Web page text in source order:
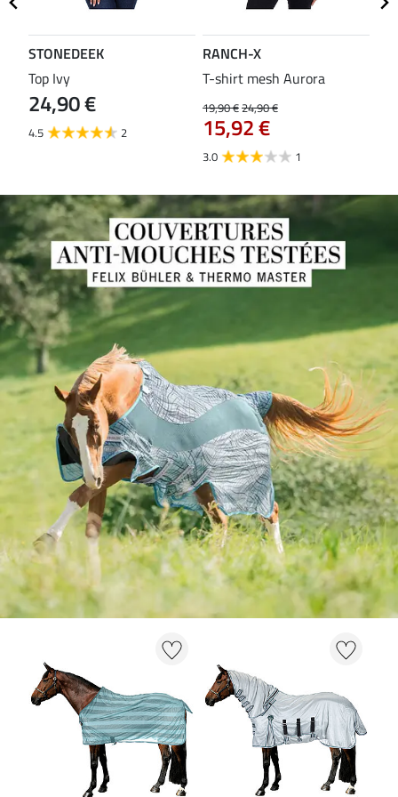
STONEDEEK
Top Ivy
24,90 €
4.5 2
RANCH-X
T-shirt mesh Aurora
19,90 €24,90 €
15,92 €
3.0 1